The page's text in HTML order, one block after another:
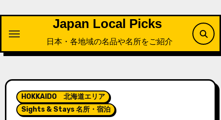
プ
Japan Local Picks
日本・各地域の名品や名所をご紹介
HOKKAIDO 北海道エリア
Sights & Stays 名所・宿泊